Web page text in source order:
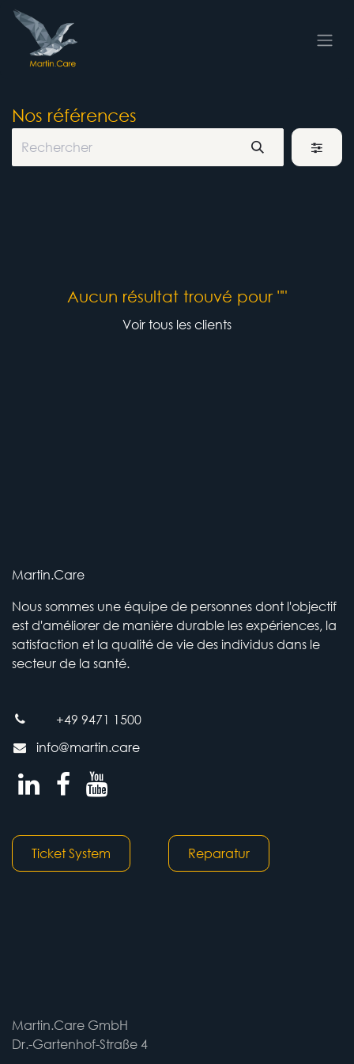
Se rendre au contenu
Nos références
Aucun résultat trouvé pour ""
Voir tous les clients
Martin.Care
Nous sommes une équipe de personnes dont l'objectif
est d'améliorer de manière durable les expériences, la
satisfaction et la qualité de vie des individus dans le
secteur de la santé.
+49 9471 1500
info@martin.care
Ticket System Reparatur
Martin.Care GmbH
Dr.-Gartenhof-Straße 4